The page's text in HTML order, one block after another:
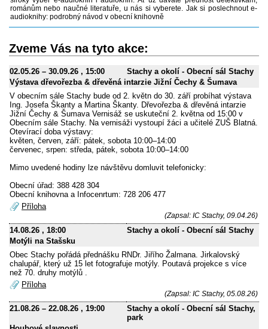
románům nebo naučné literatuře, u nás si vyberete. Jak si poslechnout e-
audioknihy: podrobný návod v obecní knihovně
Zveme Vás na tyto akce:
02.05.26 – 30.09.26 , 15:00
Stachy a okolí - Obecní sál Stachy
Výstava dřevořezba & dřevěná intarzie Jižní Čechy & Šumava
V obecním sále Stachy bude od 2. květn do 30. září probíhat výstava
Ing. Josefa Škanty a Martina Škanty. Dřevořezba & dřevěná intarzie
Jižní Čechy & Šumava Vernisáž se uskuteční 2. května od 15:00 v
Obecním sále Stachy. Na vernisáži vystoupí žáci a učitelé ZUŠ Blatná.
Otevírací doba výstavy:
květen, červen, září: pátek, sobota 10:00–14:00
červenec, srpen: středa, pátek, sobota 10:00–14:00
Mimo uvedené hodiny lze návštěvu domluvit telefonicky:
Obecní úřad: 388 428 304
Obecní knihovna a Infocenrtum: 728 206 477
Příloha
(Zapsal: IC Stachy, 09.04.26)
14.08.26 , 18:00
Stachy a okolí - Obecní sál Stachy
Motýli na Stašsku
Obec Stachy pořádá přednášku RNDr. Jiřího Žalmana. Jirkalovský
chalupář, který už 15 let fotografuje motýly. Poutavá projekce s více
než 70. druhy motýlů .
Příloha
(Zapsal: IC Stachy, 05.08.26)
21.08.26 – 22.08.26 , 19:00
Stachy a okolí - Obecní sál Stachy,
park